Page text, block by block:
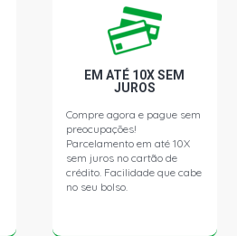
EM ATÉ 10X SEM
JUROS
Compre agora e pague sem
preocupações!
Parcelamento em até 10X
sem juros no cartão de
crédito. Facilidade que cabe
no seu bolso.